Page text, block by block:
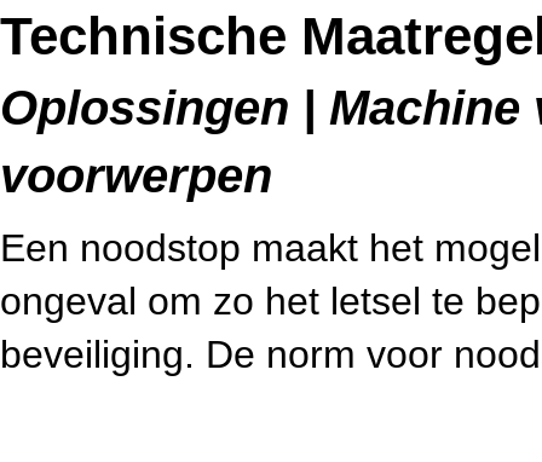
Technische
Oplossingen |
voorwerpen
Een noodstop maakt het
ongeval om zo het letsel te
beveiliging. De norm voor